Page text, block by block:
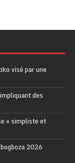
visé par une
des
« simpliste et
2026